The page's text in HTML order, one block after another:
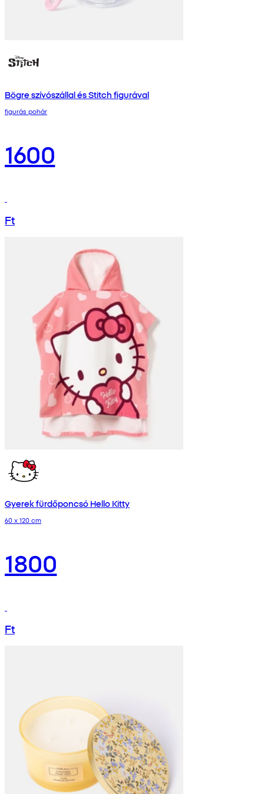
Bögre szívószállal és Stitch figurával
figurás pohár
1600
Ft
Gyerek fürdőponcsó Hello Kitty
60 x 120 cm
1800
Ft